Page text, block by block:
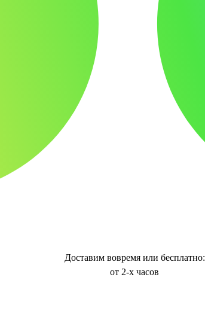
Доставим вовремя или бесплатно:
от 2-х часов